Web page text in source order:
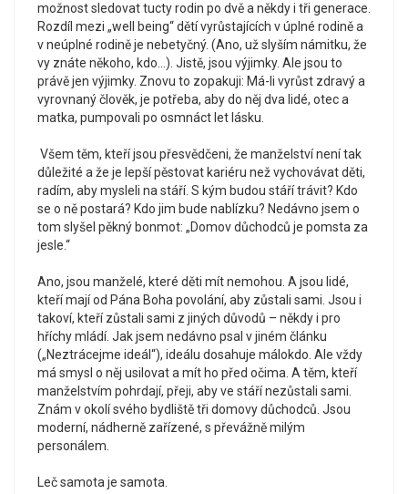
možnost sledovat tucty rodin po dvě a někdy i tři generace.
Rozdíl mezi „well being“ dětí vyrůstajících v úplné rodině a
v neúplné rodině je nebetyčný. (Ano, už slyším námitku, že
vy znáte někoho, kdo…). Jistě, jsou výjimky. Ale jsou to
právě jen výjimky. Znovu to zopakuji: Má-li vyrůst zdravý a
vyrovnaný člověk, je potřeba, aby do něj dva lidé, otec a
matka, pumpovali po osmnáct let lásku.
Všem těm, kteří jsou přesvědčeni, že manželství není tak
důležité a že je lepší pěstovat kariéru než vychovávat děti,
radím, aby mysleli na stáří. S kým budou stáří trávit? Kdo
se o ně postará? Kdo jim bude nablízku? Nedávno jsem o
tom slyšel pěkný bonmot: „Domov důchodců je pomsta za
jesle.“
Ano, jsou manželé, které děti mít nemohou. A jsou lidé,
kteří mají od Pána Boha povolání, aby zůstali sami. Jsou i
takoví, kteří zůstali sami z jiných důvodů – někdy i pro
hříchy mládí. Jak jsem nedávno psal v jiném článku
(„Neztrácejme ideál“), ideálu dosahuje málokdo. Ale vždy
má smysl o něj usilovat a mít ho před očima. A těm, kteří
manželstvím pohrdají, přeji, aby ve stáří nezůstali sami.
Znám v okolí svého bydliště tři domovy důchodců. Jsou
moderní, nádherně zařízené, s převážně milým
personálem.
Leč samota je samota.